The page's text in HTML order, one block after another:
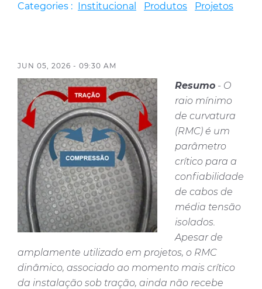
Certificates
Categories : Institucional Produtos Projetos
JUN 05, 2026 - 09:30 AM
Resumo - O
raio mínimo
de curvatura
(RMC) é um
parâmetro
crítico para a
confiabilidade
de cabos de
média tensão
isolados.
Apesar de
amplamente utilizado em projetos, o RMC
dinâmico, associado ao momento mais crítico
da instalação sob tração, ainda não recebe